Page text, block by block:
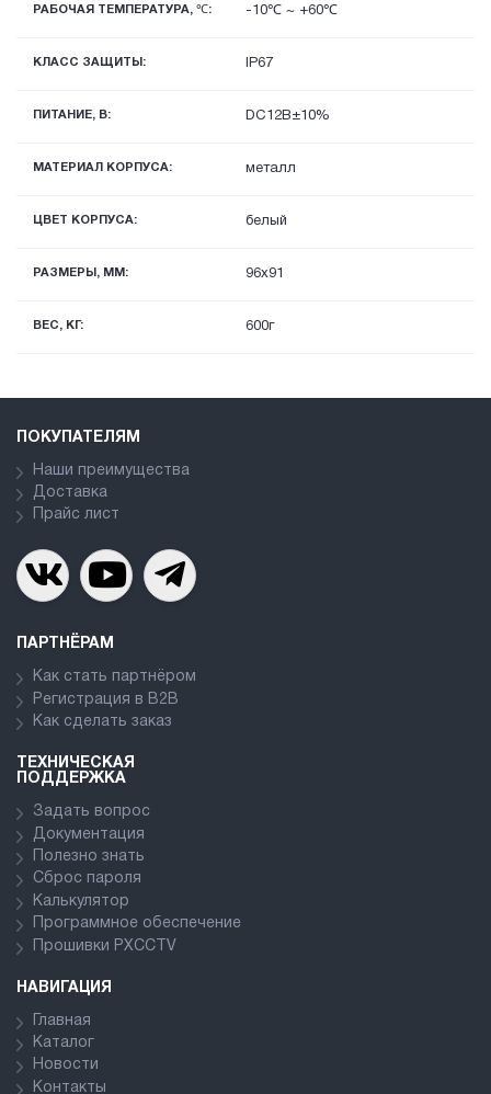
РАБОЧАЯ ТЕМПЕРАТУРА, ℃: -10℃ ~ +60℃
КЛАСС ЗАЩИТЫ: IP67
ПИТАНИЕ, В: DC12В±10%
МАТЕРИАЛ КОРПУСА: металл
ЦВЕТ КОРПУСА: белый
РАЗМЕРЫ, ММ: 96x91
ВЕС, КГ: 600г
ПОКУПАТЕЛЯМ
Наши преимущества
Доставка
Прайс лист
ПАРТНЁРАМ
Как стать партнёром
Регистрация в В2В
Как сделать заказ
ТЕХНИЧЕСКАЯ
ПОДДЕРЖКА
Задать вопрос
Документация
Полезно знать
Сброс пароля
Калькулятор
Программное обеспечение
Прошивки PXCCTV
НАВИГАЦИЯ
Главная
Каталог
Новости
Контакты